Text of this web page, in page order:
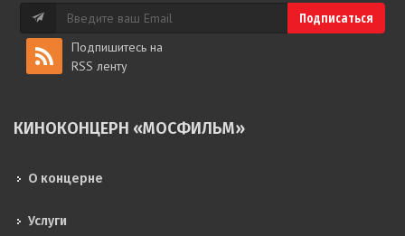
Подпишитесь на
RSS ленту
КИНОКОНЦЕРН «МОСФИЛЬМ»
О концерне
Услуги